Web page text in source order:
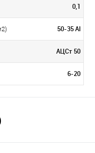
0,1
50-35 Al
АЦСт 50
6-20